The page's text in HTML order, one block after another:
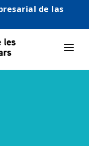
de las